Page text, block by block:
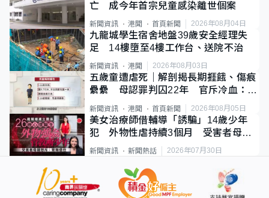
亡 成今年首宗兒童感染離世個案
新聞資訊 港聞 首頁新聞 2026年08月04日
九龍城學生宿舍地盤39歲安全經理失
足 14樓墮至4樓工作台、送院不治
新聞資訊 港聞 2026年08月03日
五歲童遭虐死｜解剖揭長期捱餓、傷痕
纍纍 母認罪判囚22年 官斥冷血：同
類案最惡劣
新聞資訊 港聞 首頁新聞 2026年08月05日
美女治療師借輔導「誘騙」14歲少年
犯 外物性虐持續3個月 受害者母：
要保護其他人
新聞資訊 新聞熱話 2026年07月30日